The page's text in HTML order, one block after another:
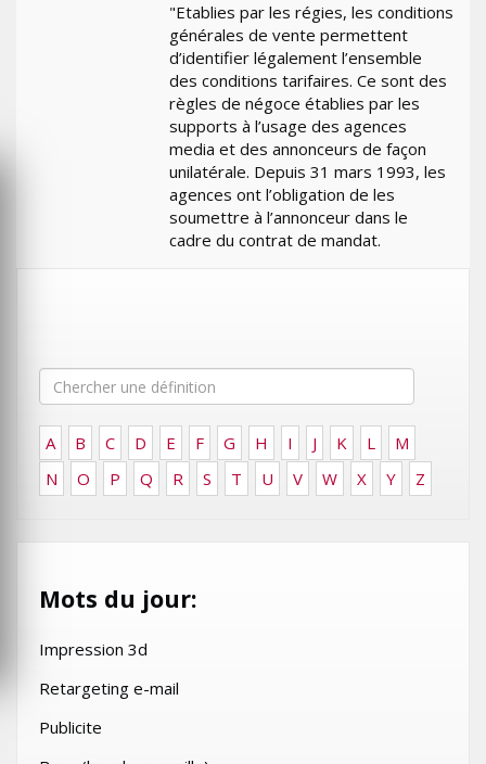
"Etablies par les régies, les conditions
générales de vente permettent
d’identifier légalement l’ensemble
des conditions tarifaires. Ce sont des
règles de négoce établies par les
supports à l’usage des agences
media et des annonceurs de façon
unilatérale. Depuis 31 mars 1993, les
agences ont l’obligation de les
soumettre à l’annonceur dans le
cadre du contrat de mandat.
A B C D E F G H I J K L
M
N
O P Q R S T U V W X Y Z
Mots du jour:
Impression 3d
Retargeting e-mail
Publicite